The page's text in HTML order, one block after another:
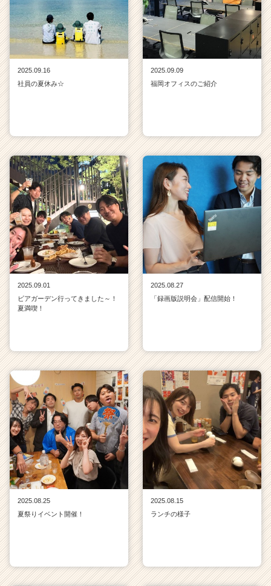
2025.09.16
社員の夏休み☆
2025.09.09
福岡オフィスのご紹介
2025.09.01
ビアガーデン行ってきました～！
夏満喫！
2025.08.27
「録画版説明会」配信開始！
2025.08.25
夏祭りイベント開催！
2025.08.15
ランチの様子